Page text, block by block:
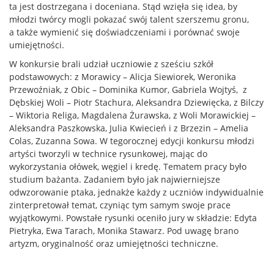
ta jest dostrzegana i doceniana. Stąd wzięła się idea, by
młodzi twórcy mogli pokazać swój talent szerszemu gronu,
a także wymienić się doświadczeniami i porównać swoje
umiejętności.
W konkursie brali udział uczniowie z sześciu szkół
podstawowych: z Morawicy – Alicja Siewiorek, Weronika
Przewoźniak, z Obic – Dominika Kumor, Gabriela Wojtyś, z
Dębskiej Woli – Piotr Stachura, Aleksandra Dziewięcka, z Bilczy
– Wiktoria Religa, Magdalena Żurawska, z Woli Morawickiej –
Aleksandra Paszkowska, Julia Kwiecień i z Brzezin – Amelia
Colas, Zuzanna Sowa. W tegorocznej edycji konkursu młodzi
artyści tworzyli w technice rysunkowej, mając do
wykorzystania ołówek, węgiel i kredę. Tematem pracy było
studium bażanta. Zadaniem było jak najwierniejsze
odwzorowanie ptaka, jednakże każdy z uczniów indywidualnie
zinterpretował temat, czyniąc tym samym swoje prace
wyjątkowymi. Powstałe rysunki oceniło jury w składzie: Edyta
Pietryka, Ewa Tarach, Monika Stawarz. Pod uwagę brano
artyzm, oryginalność oraz umiejętności techniczne.